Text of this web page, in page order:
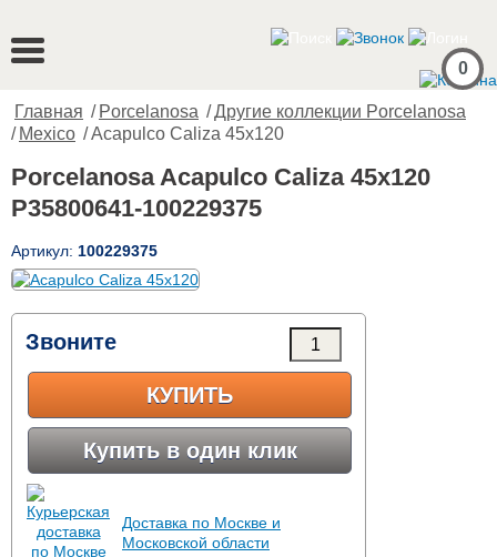
0
Главная / Porcelanosa /Другие коллекции Porcelanosa
/ Mexico / Acapulco Caliza 45x120
Porcelanosa Acapulco Caliza 45x120
P35800641-100229375
Артикул: 100229375
Звоните
КУПИТЬ
Купить в один клик
Доставка по Москве и
Московской области